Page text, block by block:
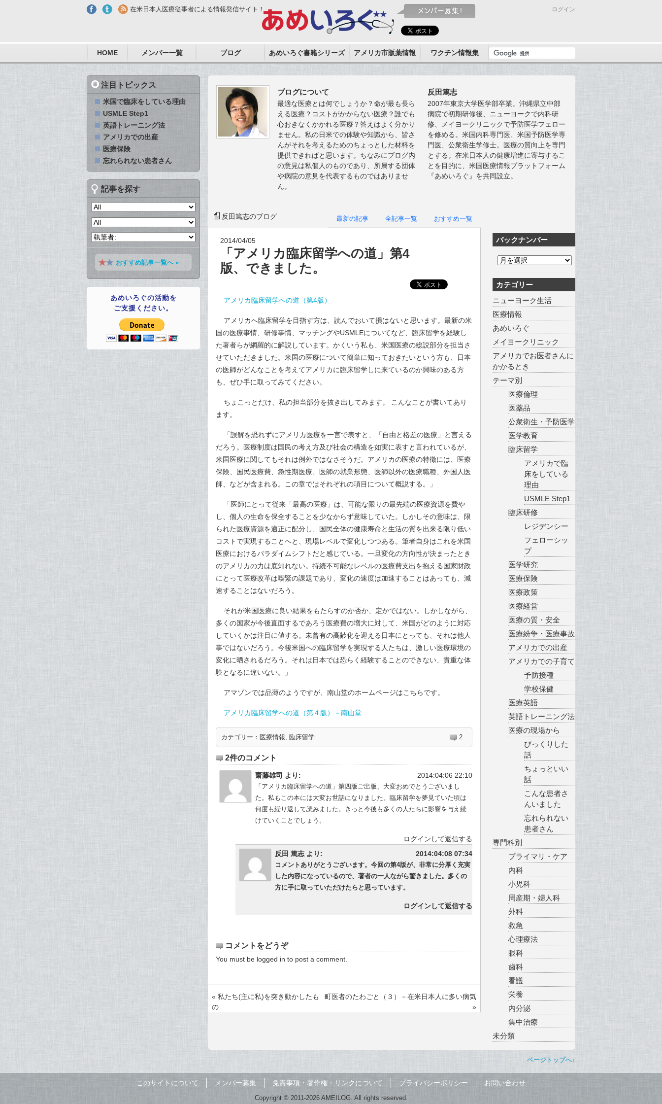
在米日本人医療従事者による情報発信サイト！ ログイン
HOME メンバー一覧 ブログ あめいろぐ書籍シリーズ アメリカ市販薬情報 ワクチン情報集
ブログについて
最適な医療とは何でしょうか？命が最も長ら
える医療？コストがかからない医療？誰でも
心おきなくかかれる医療？答えはよく分かり
ません。私の日米での体験や知識から、皆さ
んがそれを考えるためのちょっとした材料を
提供できればと思います。ちなみにブログ内
の意見は私個人のものであり、所属する団体
や病院の意見を代表するものではありませ
ん。
反田篤志
2007年東京大学医学部卒業。沖縄県立中部
病院で初期研修後、ニューヨークで内科研
修、メイヨークリニックで予防医学フェロー
を修める。米国内科専門医、米国予防医学専
門医、公衆衛生学修士。医療の質向上を専門
とする。在米日本人の健康増進に寄与するこ
とを目的に、米国医療情報プラットフォーム
『あめいろぐ』を共同設立。
反田篤志のブログ 最新の記事 全記事一覧 おすすめ一覧
2014/04/05
「アメリカ臨床留学への道」第4
版、できました。
アメリカ臨床留学への道（第4版）
アメリカへ臨床留学を目指す方は、読んでおいて損はないと思います。最新の米
国の医療事情、研修事情、マッチングやUSMLEについてなど、臨床留学を経験し
た著者らが網羅的に解説しています。かくいう私も、米国医療の総説部分を担当さ
せていただきました。米国の医療について簡単に知っておきたいという方も、日本
の医師がどんなことを考えてアメリカに臨床留学しに来ているのか興味のある方
も、ぜひ手に取ってみてください。
ちょこっとだけ、私の担当部分を抜き出してみます。 こんなことが書いてあり
ます。
「誤解を恐れずにアメリカ医療を一言で表すと、「自由と格差の医療」と言える
だろう。医療制度は国民の考え方及び社会の構造を如実に表すと言われているが、
米国医療に関してもそれは例外ではなさそうだ。アメリカの医療の特徴には、医療
保険、国民医療費、急性期医療、医師の就業形態、医師以外の医療職種、外国人医
師、などが含まれる。この章ではそれぞれの項目について概説する。」
「医師にとって従来「最高の医療」は、可能な限りの最先端の医療資源を費や
し、個人の生命を保全することを少なからず意味していた。しかしその意味は、限
られた医療資源を適正に配分し、国民全体の健康寿命と生活の質を出来る限り低い
コストで実現することへと、現場レベルで変化しつつある。筆者自身はこれを米国
医療におけるパラダイムシフトだと感じている。一旦変化の方向性が決まったとき
のアメリカの力は底知れない。持続不可能なレベルの医療費支出を抱える国家財政
にとって医療改革は喫緊の課題であり、変化の速度は加速することはあっても、減
速することはないだろう。
それが米国医療に良い結果をもたらすのか否か、定かではない。しかしながら、
多くの国家が今後直面するであろう医療費の増大に対して、米国がどのように対応
していくかは注目に値する。未曾有の高齢化を迎える日本にとっても、それは他人
事ではないだろう。今後米国への臨床留学を実現する人たちは、激しい医療環境の
変化に晒されるだろう。それは日本では恐らく経験することのできない、貴重な体
験となるに違いない。」
アマゾンでは品薄のようですが、南山堂のホームページはこちらです。
アメリカ臨床留学への道（第４版）－南山堂
カテゴリー： 医療情報, 臨床留学 2
2件のコメント
齋藤雄司 より: 2014:04:06 22:10
「アメリカ臨床留学への道」第四版ご出版、大変おめでとうございまし
た。私もこの本には大変お世話になりました。臨床留学を夢見ていた頃は
何度も繰り返して読みました。きっと今後も多くの人たちに影響を与え続
けていくことでしょう。
ログインして返信する
反田 篤志 より:
2014:04:08 07:34
コメントありがとうございます。今回の第4版が、非常に分厚く充実
した内容になっているので、著者の一人ながら驚きました。多くの
方に手に取っていただけたらと思っています。
ログインして返信する
コメントをどうぞ
You must be logged in to post a comment.
« 私たち(主に私)を突き動かしたも
の
町医者のたわごと（３）－在米日本人に多い病気
»
バックナンバー
カテゴリー
ニューヨーク生活
医療情報
あめいろぐ
メイヨークリニック
アメリカでお医者さんに
かかるとき
テーマ別
医療倫理
医薬品
公衆衛生・予防医学
医学教育
臨床留学
アメリカで臨
床をしている
理由
USMLE Step1
臨床研修
レジデンシー
フェローシッ
プ
医学研究
医療保険
医療政策
医療経営
医療の質・安全
医療紛争・医療事故
アメリカでの出産
アメリカでの子育て
予防接種
学校保健
医療英語
英語トレーニング法
医療の現場から
びっくりした
話
ちょっといい
話
こんな患者さ
んいました
忘れられない
患者さん
専門科別
プライマリ・ケア
内科
小児科
周産期・婦人科
外科
救急
心理療法
眼科
歯科
看護
栄養
内分泌
集中治療
未分類
ページトップへ↑
注目トピックス
米国で臨床をしている理由
USMLE Step1
英語トレーニング法
アメリカでの出産
医療保険
忘れられない患者さん
記事を探す
おすすめ記事一覧へ »
あめいろぐの活動を
ご支援ください。
このサイトについて メンバー募集 免責事項・著作権・リンクについて プライバシーポリシー お問い合わせ
Copyright © 2011-2026 AMEILOG. All rights reserved.